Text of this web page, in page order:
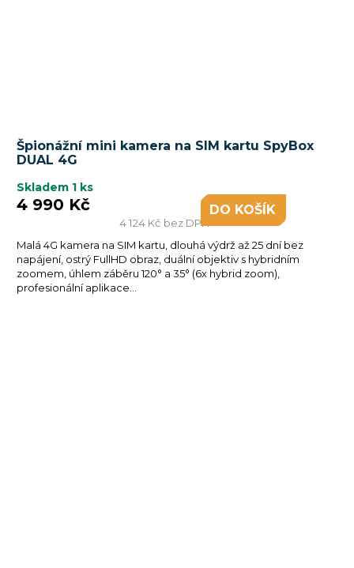
Špionážní mini kamera na SIM kartu SpyBox
DUAL 4G
Skladem 1 ks
4 124 Kč bez DPH
4 990 Kč DO KOŠÍKU
Malá 4G kamera na SIM kartu, dlouhá výdrž až 25 dní bez
napájení, ostrý FullHD obraz, duální objektiv s hybridním
zoomem, úhlem záběru 120° a 35° (6x hybrid zoom),
profesionální aplikace...